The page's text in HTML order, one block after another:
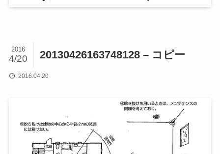
20130426163748128 – コピー
2016
4/20
2016.04.20